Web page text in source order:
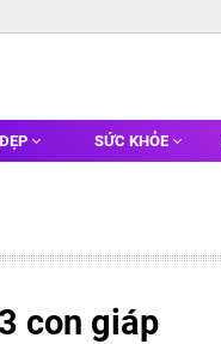
SỨC KHỎE
con giáp